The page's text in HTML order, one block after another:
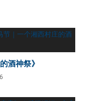
酒神祭》